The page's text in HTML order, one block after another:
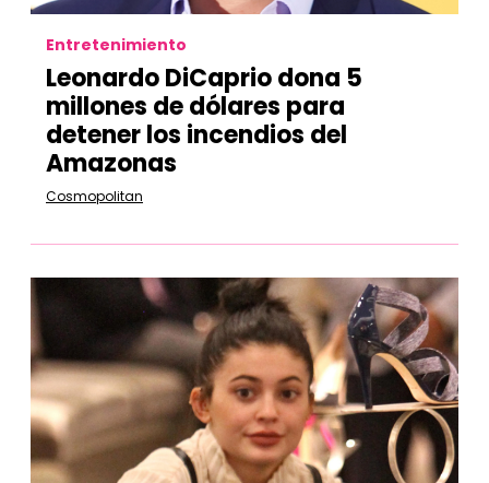
Entretenimiento
Leonardo DiCaprio dona 5
millones de dólares para
detener los incendios del
Amazonas
Cosmopolitan